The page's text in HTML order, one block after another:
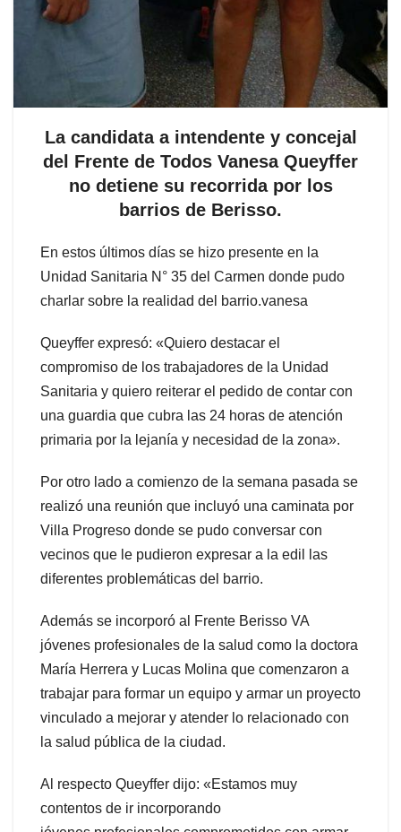
La candidata a intendente y concejal
del Frente de Todos Vanesa Queyffer
no detiene su recorrida por los
barrios de Berisso.
En estos últimos días se hizo presente en la
Unidad Sanitaria N° 35 del Carmen donde pudo
charlar sobre la realidad del barrio.vanesa
Queyffer expresó: «Quiero destacar el
compromiso de los trabajadores de la Unidad
Sanitaria y quiero reiterar el pedido de contar con
una guardia que cubra las 24 horas de atención
primaria por la lejanía y necesidad de la zona».
Por otro lado a comienzo de la semana pasada se
realizó una reunión que incluyó una caminata por
Villa Progreso donde se pudo conversar con
vecinos que le pudieron expresar a la edil las
diferentes problemáticas del barrio.
Además se incorporó al Frente Berisso VA
jóvenes profesionales de la salud como la doctora
María Herrera y Lucas Molina que comenzaron a
trabajar para formar un equipo y armar un proyecto
vinculado a mejorar y atender lo relacionado con
la salud pública de la ciudad.
Al respecto Queyffer dijo: «Estamos muy
contentos de ir incorporando